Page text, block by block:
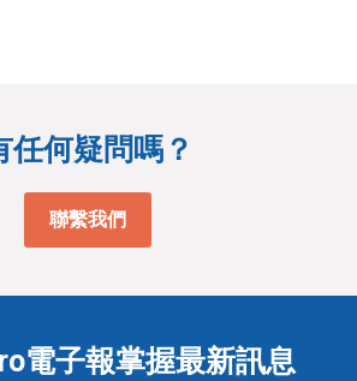
任何疑問嗎？
聯繫我們
電子報掌握最新訊息